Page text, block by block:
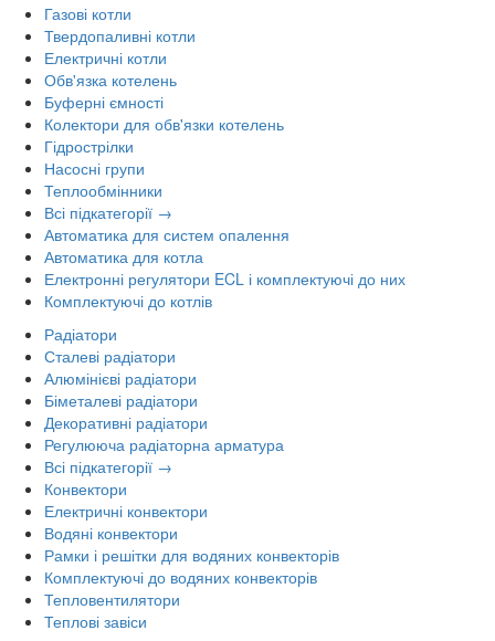
Газові котли
Твердопаливні котли
Електричні котли
Обв'язка котелень
Буферні ємності
Колектори для обв'язки котелень
Гідрострілки
Насосні групи
Теплообмінники
Всі підкатегорії →
Автоматика для систем опалення
Автоматика для котла
Електронні регулятори ECL і комплектуючі до них
Комплектуючі до котлів
Радіатори
Сталеві радіатори
Алюмінієві радіатори
Біметалеві радіатори
Декоративні радіатори
Регулююча радіаторна арматура
Всі підкатегорії →
Конвектори
Електричні конвектори
Водяні конвектори
Рамки і решітки для водяних конвекторів
Комплектуючі до водяних конвекторів
Тепловентилятори
Теплові завіси